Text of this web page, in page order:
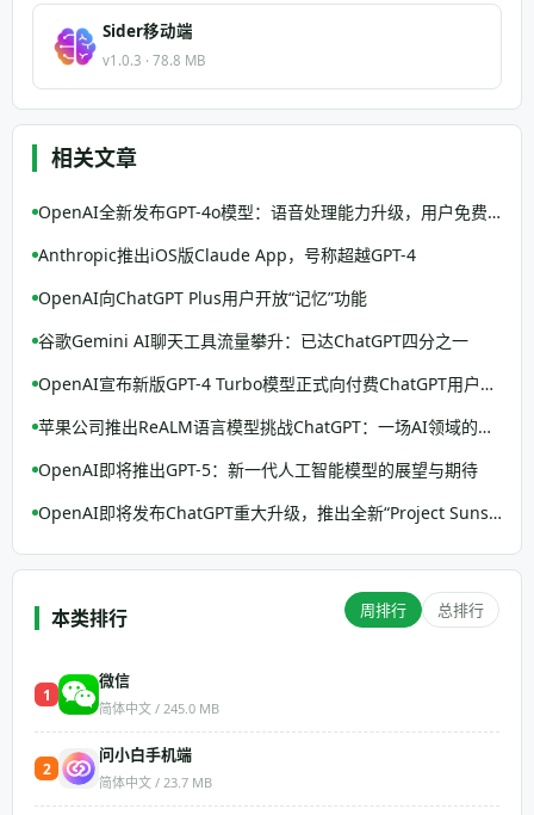
Sider移动端
v1.0.3 · 78.8 MB
相关文章
OpenAI全新发布GPT-4o模型：语音处理能力升级，用户免费体验
Anthropic推出iOS版Claude App，号称超越GPT-4
OpenAI向ChatGPT Plus用户开放“记忆”功能
谷歌Gemini AI聊天工具流量攀升：已达ChatGPT四分之一
OpenAI宣布新版GPT-4 Turbo模型正式向付费ChatGPT用户开放
苹果公司推出ReALM语言模型挑战ChatGPT：一场AI领域的新竞争开始
OpenAI即将推出GPT-5：新一代人工智能模型的展望与期待
OpenAI即将发布ChatGPT重大升级，推出全新“Project Sunshine”功能
本类排行 周排行 总排行
1
微信
简体中文 / 245.0 MB
2
问小白手机端
简体中文 / 23.7 MB